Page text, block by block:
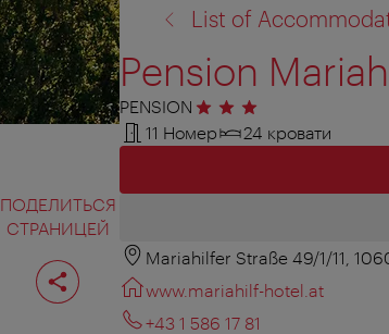
ПОДЕЛИТЬСЯ
СТРАНИЦЕЙ
Поделиться
страницей
List of
Pension
PENSION 3 звезды
11 Номер
24 кровати
Mariahilfer Straße 49/1/11,
www.mariahilf-hotel.at
+43 1 586 17 81